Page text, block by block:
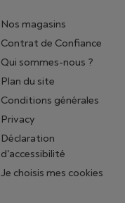
Nos magasins
Contrat de Confiance
Qui sommes-nous ?
Plan du site
Conditions générales
Privacy
Déclaration
d'accessibilité
Je choisis mes cookies